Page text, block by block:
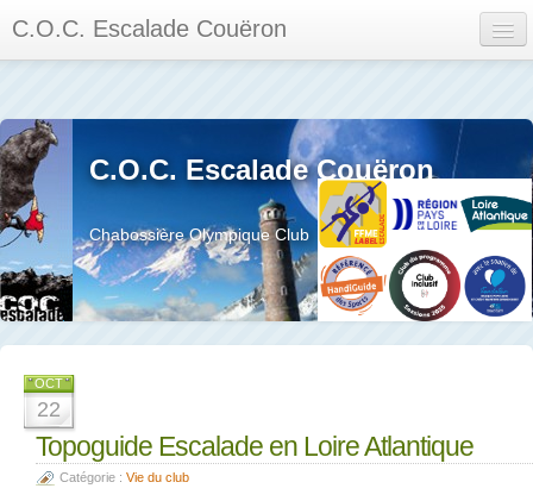
C.O.C. Escalade Couëron
Calendrier des événements et des compétitions
Les membres
Les séances
Privée
La salle et le mur
C.O.C. Escalade Couëron
Chabossière Olympique Club
OCT
22
Topoguide Escalade en Loire Atlantique
Catégorie : Vie du club